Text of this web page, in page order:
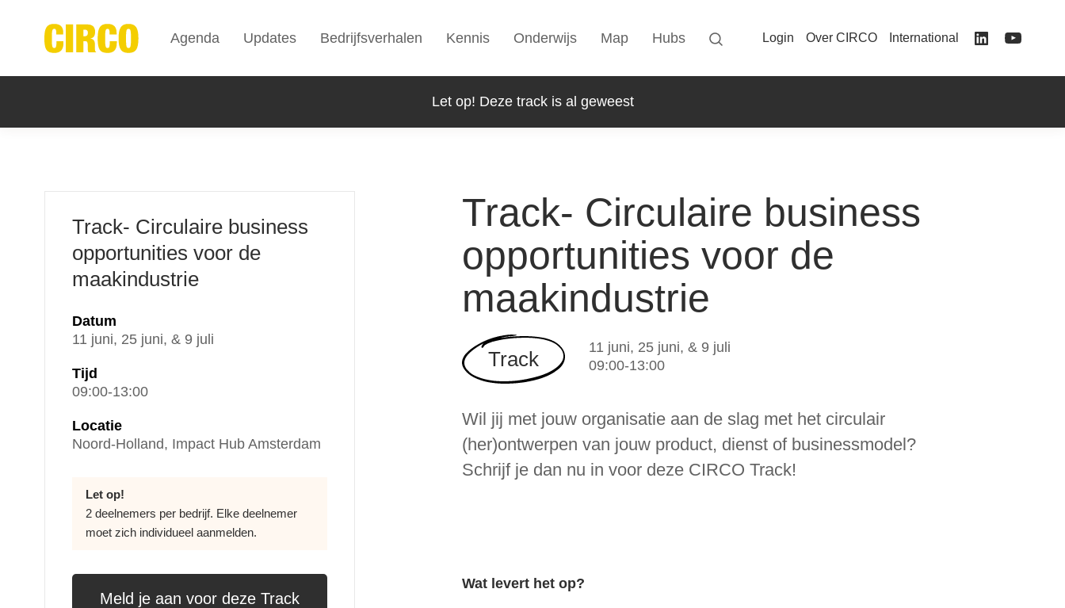
Track- Circulaire business
opportunities voor de
maakindustrie
Track
11 juni, 25 juni, & 9 juli
09:00-13:00
Wil jij met jouw organisatie aan de slag met het circulair
(her)ontwerpen van jouw product, dienst of businessmodel?
Schrijf je dan nu in voor deze CIRCO Track!
Wat levert het op?
Track- Circulaire business
opportunities voor de
maakindustrie
Datum
11 juni, 25 juni, & 9 juli
Tijd
09:00-13:00
Locatie
Noord-Holland, Impact Hub Amsterdam
Let op!
2 deelnemers per bedrijf. Elke deelnemer
moet zich individueel aanmelden.
Meld je aan voor deze Track
Agenda Updates Bedrijfsverhalen Kennis Onderwijs Map Hubs Login Over CIRCO International
Let op! Deze track is al geweest